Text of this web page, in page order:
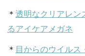
＊ 透明なクリアレン
るアイケアメガネ
＊ 目からのウイルス